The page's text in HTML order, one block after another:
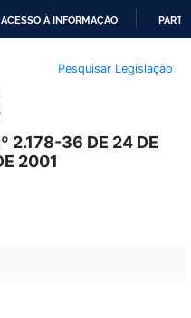
ACESSO À INFORMAÇÃO
Pesquisar Legislação
2.178-36 DE 24 DE
2001